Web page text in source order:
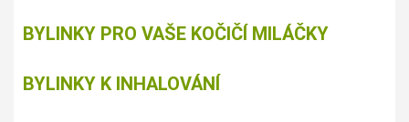
BYLINKY PRO VAŠE KOČIČÍ MILÁČKY
BYLINKY K INHALOVÁNÍ